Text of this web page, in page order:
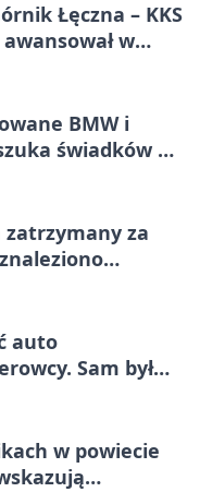
Łęczna – KKS
w
BMW i
świadków w
zatrzymany za
auto
Sam był
w powiecie